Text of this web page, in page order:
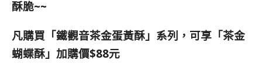
酥脆~~
凡購買「鐵觀音茶金蛋黃酥」系列，可享「茶金
蝴蝶酥」加購價$88元